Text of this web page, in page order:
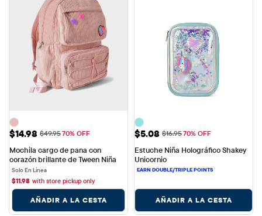
Precio de venta: $14.98
$14.98 Precio original: $49.95
$49.9570% OFF
Mochila cargo de pana con
corazón brillante de Tween Niña
Solo En Línea
$11.98 with store pickup only
AÑADIR A LA CESTA
Precio de venta: $5.08
$5.08 Precio original: $16.95
$16.9570% OFF
Estuche Niña Holográfico Shakey
Unicornio
AÑADIR A LA CESTA